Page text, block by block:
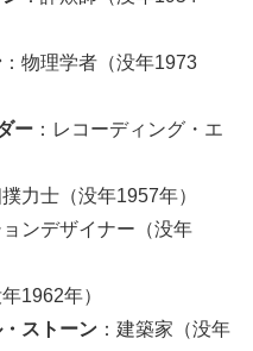
：物理学者（没年1973
ー ：レコーディング・エ
撲力士（没年1957年）
ョンデザイナー（没年
1962年）
ストーン ：建築家（没年